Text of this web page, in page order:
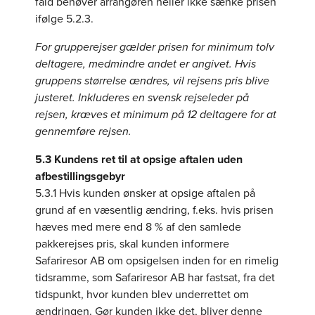
ifølge 5.2.3.
For grupperejser gælder prisen for minimum tolv
deltagere, medmindre andet er angivet. Hvis
gruppens størrelse ændres, vil rejsens pris blive
justeret. Inkluderes en svensk rejseleder på
rejsen, kræves et minimum på 12 deltagere for at
gennemføre rejsen.
5.3 Kundens ret til at opsige aftalen uden
afbestillingsgebyr
5.3.1 Hvis kunden ønsker at opsige aftalen på
grund af en væsentlig ændring, f.eks. hvis prisen
hæves med mere end 8 % af den samlede
pakkerejses pris, skal kunden informere
Safariresor AB om opsigelsen inden for en rimelig
tidsramme, som Safariresor AB har fastsat, fra det
tidspunkt, hvor kunden blev underrettet om
ændringen. Gør kunden ikke det, bliver denne